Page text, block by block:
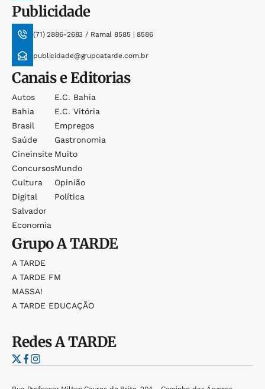
Publicidade
(71) 2886-2683 / Ramal 8585 | 8586
publicidade@grupoatarde.com.br
Canais e Editorias
Autos
Bahia
Brasil
Saúde
Cineinsite
Concursos
Cultura
Digital
Salvador
Economia
E.c. Bahia
E.c. Vitória
Empregos
Gastronomia
Muito
Mundo
Opinião
Política
GrupoA TARDE
A TARDE
A TARDE FM
MASSA!
A TARDE EDUCAÇÃO
RedesA TARDE